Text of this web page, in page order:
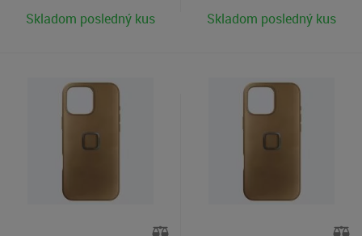
Skladom posledný kus Skladom posledný kus